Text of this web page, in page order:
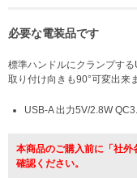
必要な電装品です
標準ハンドルにクランプする
取り付け向きも90°可変出来
USB-A 出力5V/2.8W
本商品のご購入前に「社
確認ください。